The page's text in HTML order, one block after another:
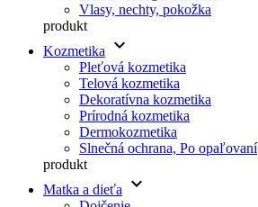
Vlasy, nechty, pokožka
produkt
Kozmetika
keyboard_arrow_down
Pleťová kozmetika
Telová kozmetika
Dekoratívna kozmetika
Prírodná kozmetika
Dermokozmetika
Slnečná ochrana, Po opaľovaní
produkt
Matka a dieťa
keyboard_arrow_down